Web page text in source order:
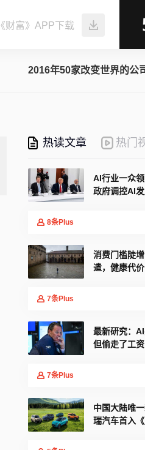
《财富》APP下载
2016年50家改变世界的公
热读文章 热门
AI行业一众
政府调控AI
8条Plus
消费门槛陡
遣，健康代
7条Plus
最新研究：AI
但偷走了工资
7条Plus
中国大陆唯
瑞汽车首入